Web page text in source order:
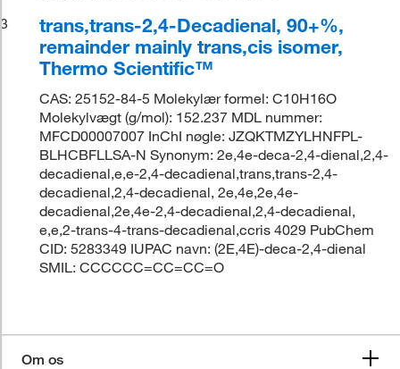
3
trans,trans-2,4-Decadienal, 90+%,
remainder mainly trans,cis isomer,
Thermo Scientific™
CAS: 25152-84-5 Molekylær formel: C10H16O
Molekylvægt (g/mol): 152.237 MDL nummer:
MFCD00007007 InChI nøgle: JZQKTMZYLHNFPL-
BLHCBFLLSA-N Synonym: 2e,4e-deca-2,4-dienal,2,4-
decadienal,e,e-2,4-decadienal,trans,trans-2,4-
decadienal,2,4-decadienal, 2e,4e,2e,4e-
decadienal,2e,4e-2,4-decadienal,2,4-decadienal,
e,e,2-trans-4-trans-decadienal,ccris 4029 PubChem
CID: 5283349 IUPAC navn: (2E,4E)-deca-2,4-dienal
SMIL: CCCCCC=CC=CC=O
Om os